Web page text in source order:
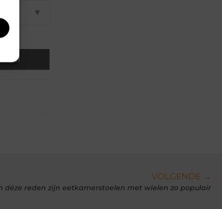
▼
Email
VOLGENDE →
déze reden zijn eetkamerstoelen met wielen zo populair